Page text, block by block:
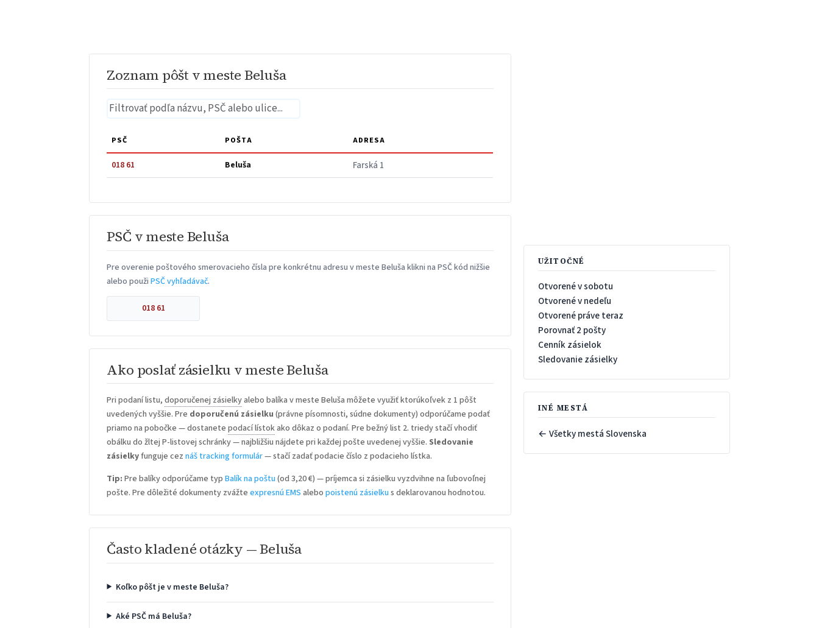
Zoznam pôšt v meste Beluša
PSČ POŠTA ADRESA
018 61 Beluša Farská 1
PSČ v meste Beluša
Pre overenie poštového smerovacieho čísla pre konkrétnu adresu v meste Beluša klikni na PSČ kód nižšie
alebo použiPSČ vyhľadávač.
018 61
Ako poslať zásielku v meste Beluša
Pri podaní listu,doporučenej zásielkyalebo balíka v meste Beluša môžete využiť ktorúkoľvek z 1 pôšt
uvedených vyššie. Pre doporučenú zásielku (právne písomnosti, súdne dokumenty) odporúčame podať
priamo na pobočke — dostanetepodací lístokako dôkaz o podaní. Pre bežný list 2. triedy stačí vhodiť
obálku do žltej P-listovej schránky — najbližšiu nájdete pri každej pošte uvedenej vyššie. Sledovanie
zásielkyfunguje ceznáš tracking formulár— stačí zadať podacie číslo z podacieho lístka.
Tip: Pre balíky odporúčame typBalík na poštu (od 3,20 €) — príjemca si zásielku vyzdvihne na ľubovoľnej
pošte. Pre dôležité dokumenty zvážteexpresnú EMS alebopoistenú zásielku s deklarovanou hodnotou.
Často kladené otázky — Beluša
Koľko pôšt je v meste Beluša?
Aké PSČ má Beluša?
UŽITOČNÉ
Otvorené v sobotu
Otvorené v nedeľu
Otvorené práve teraz
Porovnať 2 pošty
Cenník zásielok
Sledovanie zásielky
INÉ MESTÁ
← Všetky mestá Slovenska